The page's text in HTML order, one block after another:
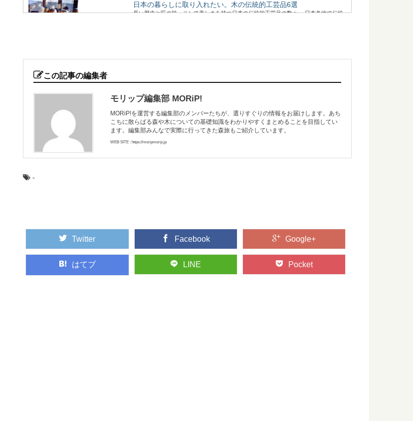
日本の暮らしに取り入れたい。木の伝統的工芸品6選
長い歴史と匠の技、そして美しさを持つ日本の伝統的工芸品の数々。 日本各地で伝統
は、何が違うので...
ヒノキ（桧）：知っておきたい日本の木材～その特徴と物語～
日本人なら知っておきたい日本の木材をご紹介するシリーズ。 今回は、日本建築には
欠かせない針葉樹...
突然ですが、木材にはオモテとウラがあるって知ってますか？ 普段生活していても気
が付かない、建築...
この記事の編集者
モリップ編集部 MORiP!
MORiP!を運営する編集部のメンバーたちが、選りすぐりの情報をお届けします。あち
こちに散らばる森や木についての基礎知識をわかりやすくまとめることを目指してい
ます。編集部みんなで実際に行ってきた森旅もご紹介しています。
WEB SITE : https://moripmorip.jp
-
Twitter Facebook Google+
はてブ LINE Pocket